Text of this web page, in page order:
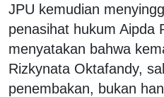
JPU kemudian
penasihat hukum Aipda
menyatakan bahwa
Rizkynata Oktafandy,
penembakan, bukan